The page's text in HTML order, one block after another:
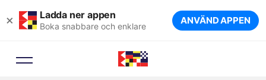
× Ladda ner appen
Boka snabbare och enklare ANVÄND APPEN